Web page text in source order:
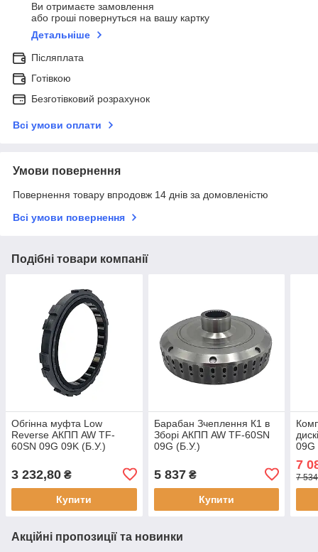
Ви отримаєте замовлення
або гроші повернуться на вашу картку
Детальніше
Післяплата
Готівкою
Безготівковий розрахунок
Всі умови оплати
Умови повернення
Повернення товару впродовж 14 днів за домовленістю
Всі умови повернення
Подібні товари компанії
Обгінна муфта Low
Reverse АКПП AW TF-
60SN 09G 09K (Б.У.)
3 232,80 ₴
Купити
Барабан Зчеплення К1 в
Зборі АКПП AW TF-60SN
09G (Б.У.)
5 837₴
Купити
09G
7
7
Акційні пропозиції та новинки